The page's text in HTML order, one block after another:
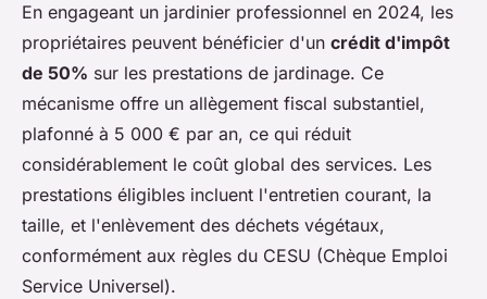
En engageant un jardinier professionnel en 2024, les
propriétaires peuvent bénéficier d'un crédit d'impôt
de 50% sur les prestations de jardinage. Ce
mécanisme offre un allègement fiscal substantiel,
plafonné à 5 000 € par an, ce qui réduit
considérablement le coût global des services. Les
prestations éligibles incluent l'entretien courant, la
taille, et l'enlèvement des déchets végétaux,
conformément aux règles du CESU (Chèque Emploi
Service Universel).